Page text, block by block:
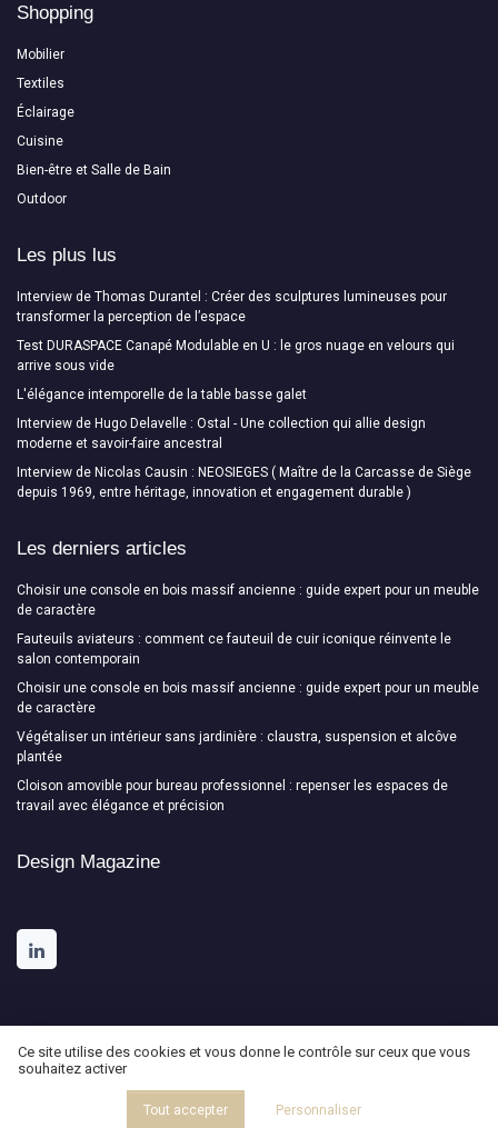
Shopping
Mobilier
Textiles
Éclairage
Cuisine
Bien-être et Salle de Bain
Outdoor
Les plus lus
Interview de Thomas Durantel : Créer des sculptures lumineuses pour
transformer la perception de l’espace
Test DURASPACE Canapé Modulable en U : le gros nuage en velours qui
arrive sous vide
L'élégance intemporelle de la table basse galet
Interview de Hugo Delavelle : Ostal - Une collection qui allie design
moderne et savoir-faire ancestral
Interview de Nicolas Causin : NEOSIEGES ( Maître de la Carcasse de Siège
depuis 1969, entre héritage, innovation et engagement durable )
Les derniers articles
Choisir une console en bois massif ancienne : guide expert pour un meuble
de caractère
Fauteuils aviateurs : comment ce fauteuil de cuir iconique réinvente le
salon contemporain
Choisir une console en bois massif ancienne : guide expert pour un meuble
de caractère
Végétaliser un intérieur sans jardinière : claustra, suspension et alcôve
plantée
Cloison amovible pour bureau professionnel : repenser les espaces de
travail avec élégance et précision
Design Magazine
Mentions légales
© Design Magazine 2026
Ce site utilise des cookies et vous donne le contrôle sur ceux que vous
souhaitez activer
Tout accepter Personnaliser